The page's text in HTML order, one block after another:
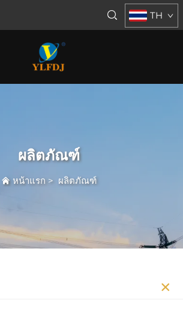
TH
ผลิตภัณฑ์
หน้าแรก> ผลิตภัณฑ์